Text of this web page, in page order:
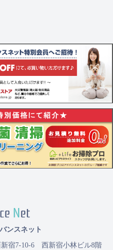
ンスネット
宿7-10-6 西新宿小林ビル8階